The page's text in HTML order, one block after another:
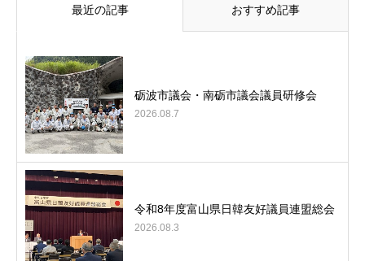
最近の記事 おすすめ記事
砺波市議会・南砺市議会議員研修会
2026.08.7
令和8年度富山県日韓友好議員連盟総会
2026.08.3